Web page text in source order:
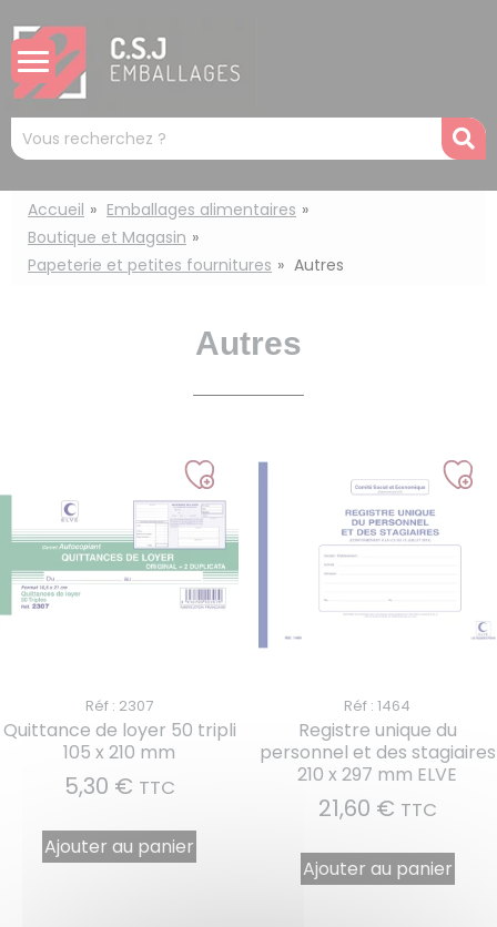
Mots
clés
:
Accueil
Emballages alimentaires
Boutique et Magasin
Papeterie et petites fournitures
Autres
Autres
Réf : 2307
Quittance de loyer 50 tripli
105 x 210 mm
5,30 € TTC
Ajouter au panier
Réf : 1464
Registre unique du
personnel et des stagiaires
210 x 297 mm ELVE
21,60 € TTC
Ajouter au panier